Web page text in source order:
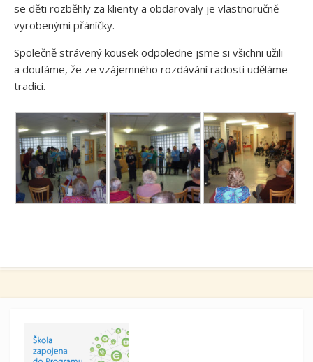
se děti rozběhly za klienty a obdarovaly je vlastnoručně
vyrobenými přáníčky.
Společně strávený kousek odpoledne jsme si všichni užili
a doufáme, že ze vzájemného rozdávání radosti uděláme
tradici.